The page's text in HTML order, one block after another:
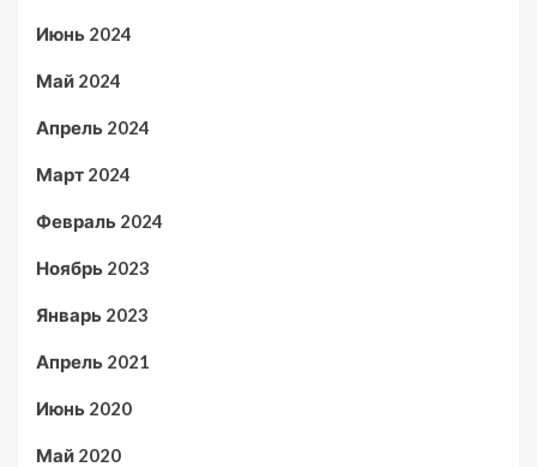
Июнь 2024
Май 2024
Апрель 2024
Март 2024
Февраль 2024
Ноябрь 2023
Январь 2023
Апрель 2021
Июнь 2020
Май 2020